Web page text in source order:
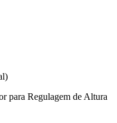
para Regulagem de Altura